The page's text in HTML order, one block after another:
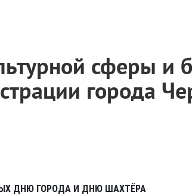
сферы и
города
ДНЮ ГОРОДА И ДНЮ ШАХТЁРА